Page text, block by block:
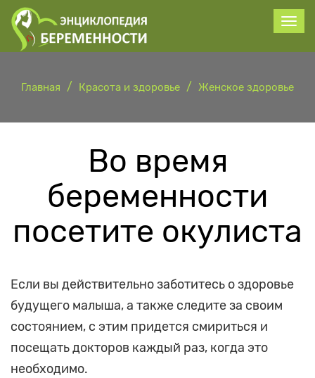
Главная Красота и здоровье Женское здоровье
Во время
беременности
посетите окулиста
Если вы действительно заботитесь о здоровье
будущего малыша, а также следите за своим
состоянием, с этим придется смириться и
посещать докторов каждый раз, когда это
необходимо.